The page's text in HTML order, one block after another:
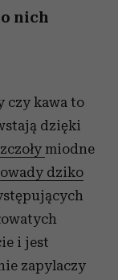
nich
czy kawa to
dzięki
miodne
owady dziko
i jest
zapylaczy